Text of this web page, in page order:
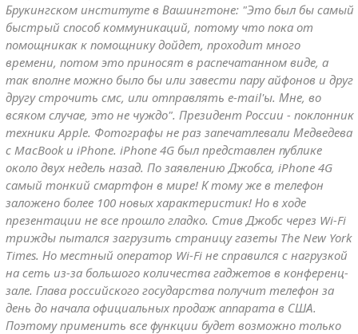
Брукингском институте в Вашингтоне: "Это был бы самый
быстрый способ коммуникаций, потому что пока от
помощникак к помощнику дойдет, проходит много
времени, потом это приносят в распечатанном виде, а
так вполне можно было бы или завести пару айфонов и друг
другу строчить смс, или отправлять e-mail'ы. Мне, во
всяком случае, это не чуждо". Президент России - поклонник
техники Apple. Фотографы не раз запечатлевали Медведева
с MacBook и iPhone. iPhone 4G был представлен публике
около двух недель назад. По заявлению Джобса, iPhone 4G
самый тонкий смартфон в мире! К тому же в телефон
заложено более 100 новых характеристик! Но в ходе
презентации не все прошло гладко. Стив Джобс через Wi-Fi
трижды пытался загрузить страницу газеты The New York
Times. Но местный оператор Wi-Fi не справился с нагрузкой
на сеть из-за большого количества гаджетов в конференц-
зале. Глава российского государства получит телефон за
день до начала официальных продаж аппарата в США.
Поэтому применить все функции будет возможно только